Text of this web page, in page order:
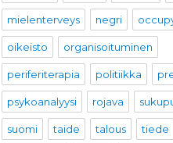
mielenterveys negri
oikeisto organisoituminen
periferiterapia politiikka
psykoanalyysi rojava
suomi taide talous tiede